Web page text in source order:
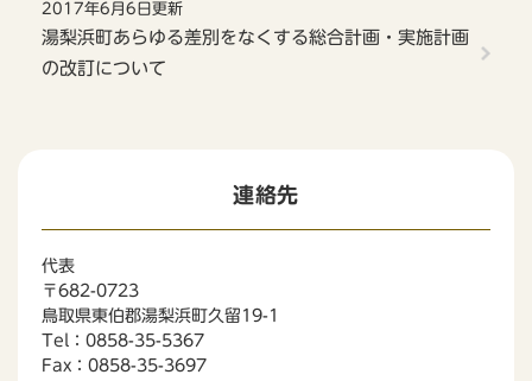
2017年6月6日更新
湯梨浜町あらゆる差別をなくする総合計画・実施計画
の改訂について
連絡先
代表
〒682-0723
鳥取県東伯郡湯梨浜町久留19-1
Tel：0858-35-5367
Fax：0858-35-3697